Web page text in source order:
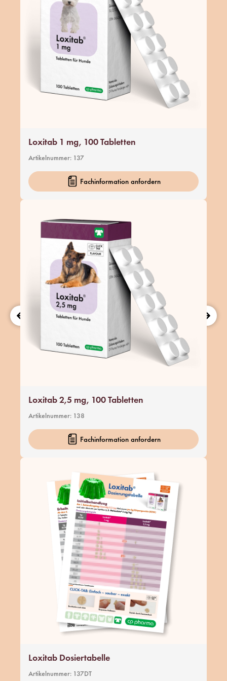
Nullam tincidunt augue ut metus cursus, sed consectetur
nunc facilisis. Maecenas aliquam nulla eu arcu gravida,
vitae molestie enim scelerisque.
Loxitab 1 mg, 100 Tabletten
Artikelnummer: 137
Fachinformation anfordern
Loxitab 2,5 mg, 100 Tabletten
Artikelnummer: 138
Fachinformation anfordern
Loxitab Dosiertabelle
Artikelnummer: 137DT